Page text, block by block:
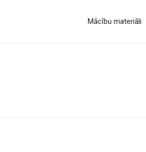
Mācību materiāli